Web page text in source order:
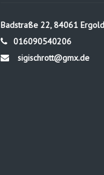
Badstraße 22, 84061
016090540206
sigischrott@gmx.de